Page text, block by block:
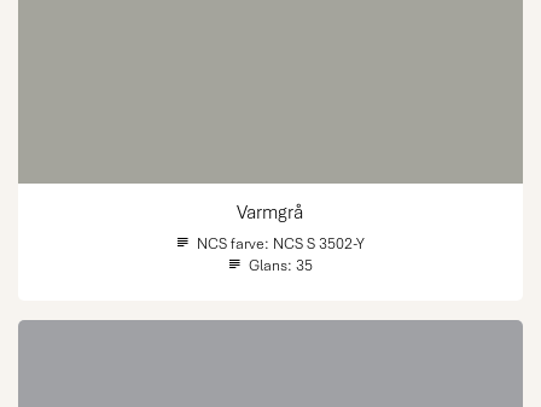
Varmgrå
NCS farve: NCS S 3502-Y
Glans:35